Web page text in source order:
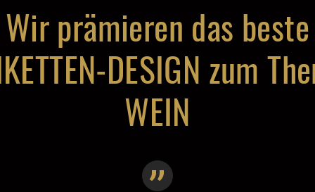
Wir prämieren das beste
DESIGN zum
WEIN